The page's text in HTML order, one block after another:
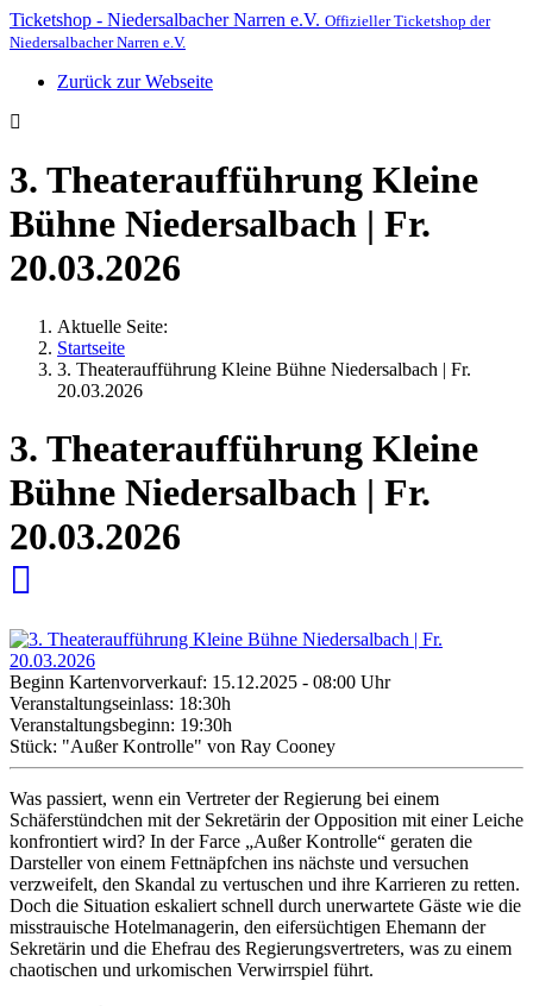
Ticketshop - Niedersalbacher Narren e.V. Offizieller Ticketshop der
Niedersalbacher Narren e.V.
Zurück zur Webseite
3. Theateraufführung Kleine
Bühne Niedersalbach | Fr.
20.03.2026
Aktuelle Seite:
Startseite
3. Theateraufführung Kleine Bühne Niedersalbach | Fr.
20.03.2026
3. Theateraufführung Kleine
Bühne Niedersalbach | Fr.
20.03.2026
Beginn Kartenvorverkauf: 15.12.2025 - 08:00 Uhr
Veranstaltungseinlass: 18:30h
Veranstaltungsbeginn: 19:30h
Stück: "Außer Kontrolle" von Ray Cooney
Was passiert, wenn ein Vertreter der Regierung bei einem
Schäferstündchen mit der Sekretärin der Opposition mit einer Leiche
konfrontiert wird? In der Farce „Außer Kontrolle“ geraten die
Darsteller von einem Fettnäpfchen ins nächste und versuchen
verzweifelt, den Skandal zu vertuschen und ihre Karrieren zu retten.
Doch die Situation eskaliert schnell durch unerwartete Gäste wie die
misstrauische Hotelmanagerin, den eifersüchtigen Ehemann der
Sekretärin und die Ehefrau des Regierungsvertreters, was zu einem
chaotischen und urkomischen Verwirrspiel führt.